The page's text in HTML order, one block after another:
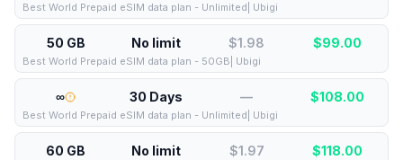
Best World Prepaid eSIM data plan - Unlimited| Ubigi
50 GB No limit $1.98 $99.00
Best World Prepaid eSIM data plan - 50GB| Ubigi
∞ 30 Days — $108.00
Best World Prepaid eSIM data plan - Unlimited| Ubigi
60 GB No limit $1.97 $118.00